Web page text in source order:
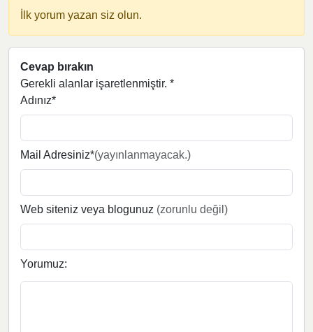
İlk yorum yazan siz olun.
Cevap bırakın
Gerekli alanlar işaretlenmiştir. *
Adınız*
Mail Adresiniz*(yayınlanmayacak.)
Web siteniz veya blogunuz (zorunlu değil)
Yorumuz: